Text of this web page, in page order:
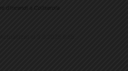
d'incendi a Collserola